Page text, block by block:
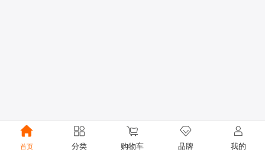
首页 分类 购物车 品牌 我的